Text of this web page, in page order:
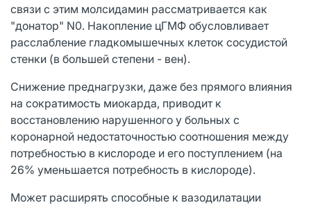
связи с этим молсидамин рассматривается как
"донатор" N0. Накопление цГМФ обусловливает
расслабление гладкомышечных клеток сосудистой
стенки (в большей степени - вен).
Снижение преднагрузки, даже без прямого влияния
на сократимость миокарда, приводит к
восстановлению нарушенного у больных с
коронарной недостаточностью соотношения между
потребностью в кислороде и его поступлением (на
26% уменьшается потребность в кислороде).
Может расширять способные к вазодилатации